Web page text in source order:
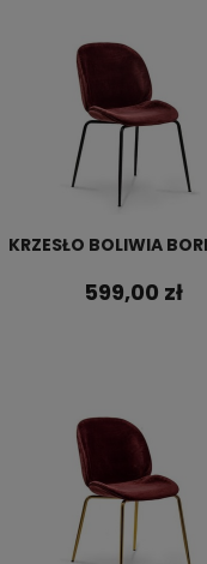
KRZESŁO BOLIWIA
599,00 zł